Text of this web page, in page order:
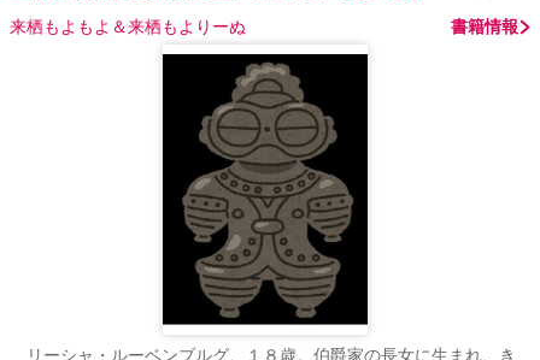
来栖もよもよ＆来栖もよりーぬ 書籍情報
リーシャ・ルーベンブルグ、１８歳。伯爵家の長女に生まれ、き